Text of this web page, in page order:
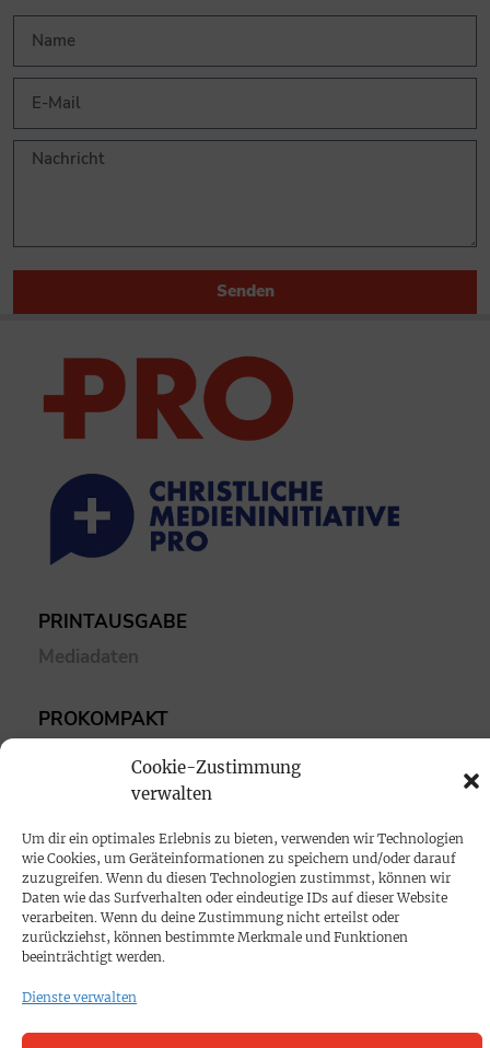
Cookie-Zustimmung
verwalten
Um dir ein optimales Erlebnis zu bieten, verwenden wir Technologien
wie Cookies, um Geräteinformationen zu speichern und/oder darauf
zuzugreifen. Wenn du diesen Technologien zustimmst, können wir
Daten wie das Surfverhalten oder eindeutige IDs auf dieser Website
verarbeiten. Wenn du deine Zustimmung nicht erteilst oder
zurückziehst, können bestimmte Merkmale und Funktionen
beeinträchtigt werden.
Dienste verwalten
Senden
PRINTAUSGABE
Mediadaten
PROKOMPAKT
Datenschutz
KONTAKT
Cookie-Richtlinie